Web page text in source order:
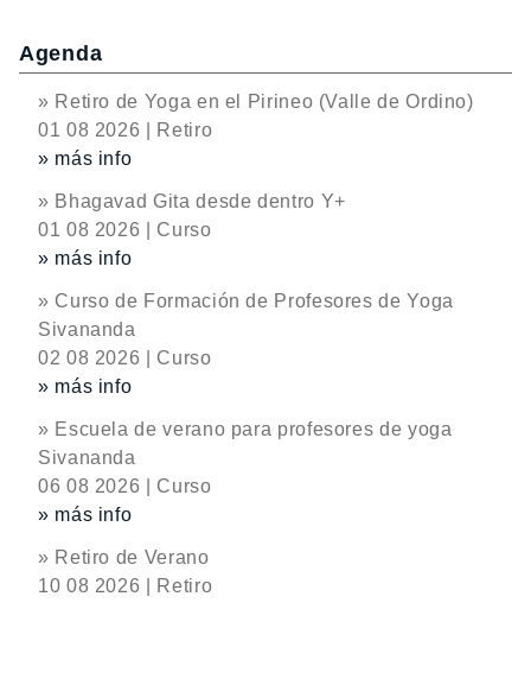
Agenda
» Retiro de Yoga en el Pirineo (Valle de Ordino)
01 08 2026 | Retiro
» más info
» Bhagavad Gita desde dentro Y+
01 08 2026 | Curso
» más info
» Curso de Formación de Profesores de Yoga
Sivananda
02 08 2026 | Curso
» más info
» Escuela de verano para profesores de yoga
Sivananda
06 08 2026 | Curso
» más info
» Retiro de Verano
10 08 2026 | Retiro